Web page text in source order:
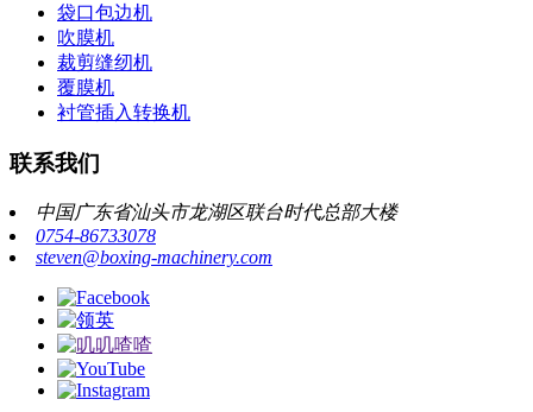
袋口包边机
吹膜机
裁剪缝纫机
覆膜机
衬管插入转换机
联系我们
中国广东省汕头市龙湖区联台时代总部大楼
0754-86733078
steven@boxing-machinery.com